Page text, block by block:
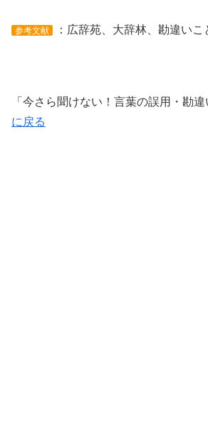
参考文献 ：広辞苑、大辞林、勘違いこ
「今さら聞けない！言葉の誤用・勘違
に戻る